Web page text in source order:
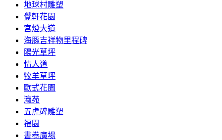
地球村雕塑
覺軒花園
宮燈大道
海豚吉祥物里程碑
陽光草坪
情人道
牧羊草坪
歐式花園
瀛苑
五虎碑雕塑
福園
書卷廣場